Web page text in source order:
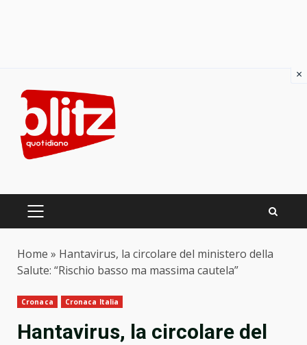
content
PRIMARY
Home » Hantavirus, la circolare del ministero della
Salute: “Rischio basso ma massima cautela”
Cronaca Cronaca Italia
Hantavirus, la circolare del
×